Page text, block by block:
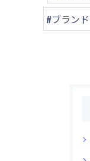
#ブランド